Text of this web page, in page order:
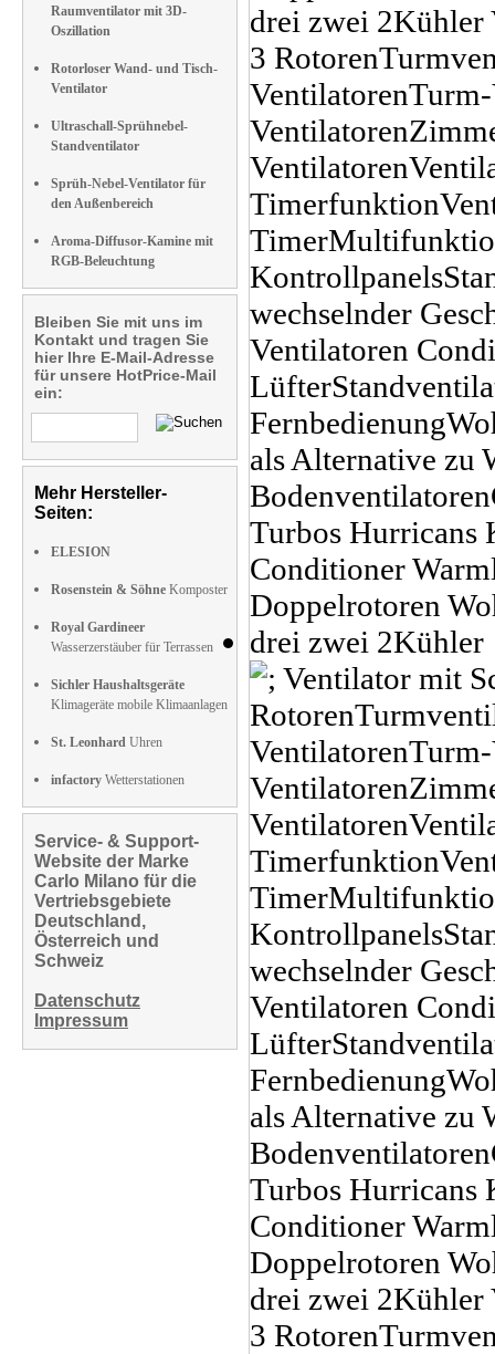
Raumventilator mit 3D-
Oszillation
Rotorloser Wand- und Tisch-
Ventilator
Ultraschall-Sprühnebel-
Standventilator
Sprüh-Nebel-Ventilator für
den Außenbereich
Aroma-Diffusor-Kamine mit
RGB-Beleuchtung
Bleiben Sie mit uns im
Kontakt und tragen Sie
hier Ihre E-Mail-Adresse
für unsere HotPrice-Mail
ein:
Mehr Hersteller-
Seiten:
ELESION
Rosenstein & Söhne Komposter
Royal Gardineer
Wasserzerstäuber für Terrassen
Sichler Haushaltsgeräte
Klimageräte mobile Klimaanlagen
St. Leonhard Uhren
infactory Wetterstationen
Service- & Support-
Website der Marke
Carlo Milano für die
Vertriebsgebiete
Deutschland,
Österreich und
Schweiz
Datenschutz
Impressum